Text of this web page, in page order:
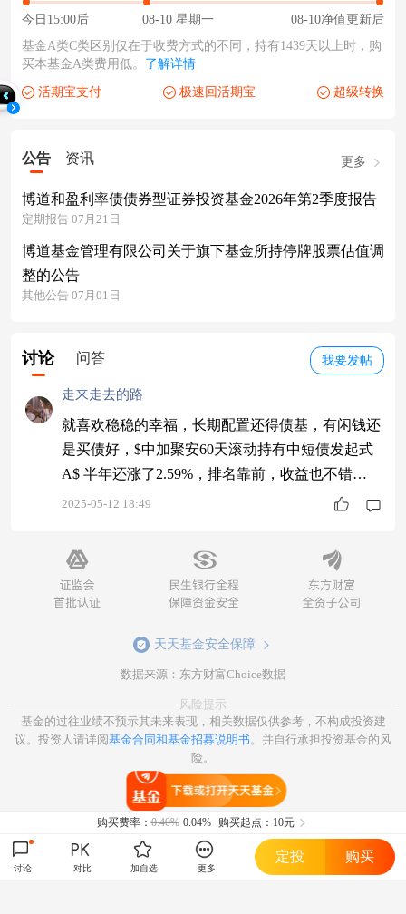
今日15:00后 08-10 星期一
08-10净值更新后
基金A类C类区别仅在于收费方式的不同，持有1439天以上时，购
买本基金A类费用低。 了解详情
活期宝支付 极速回活期宝 超级转换
公告 资讯 更多
博道和盈利率债债券型证券投资基金2026年第2季度报告
定期报告 07月21日
博道基金管理有限公司关于旗下基金所持停牌股票估值调
整的公告
其他公告 07月01日
我要发帖
讨论 问答
走来走去的路
就喜欢稳稳的幸福，长期配置还得债基，有闲钱还
是买债好，$中加聚安60天滚动持有中短债发起式
A$ 半年还涨了2.59%，排名靠前，收益也不错，
关键是费率还特别低。
2025-05-12 18:49
天天基金安全保障
数据来源：东方财富Choice数据
风险提示
基金的过往业绩不预示其未来表现，相关数据仅供参考，不构成投资建
议。投资人请详阅基金合同和基金招募说明书。并自行承担投资基金的风
险。
购买费率：0.40% 0.04% 购买起点：10元
讨论 对比 加自选 更多
定投 购买
打开天天基金